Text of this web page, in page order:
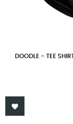
DOODLE - TEE
